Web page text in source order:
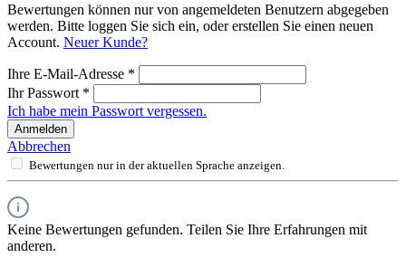
Bewertungen können nur von angemeldeten Benutzern abgegeben
werden. Bitte loggen Sie sich ein, oder erstellen Sie einen neuen
Account. Neuer Kunde?
Ihre E-Mail-Adresse *
Ihr Passwort *
Ich habe mein Passwort vergessen.
Anmelden
Abbrechen
Bewertungen nur in der aktuellen Sprache anzeigen.
Keine Bewertungen gefunden. Teilen Sie Ihre Erfahrungen mit
anderen.